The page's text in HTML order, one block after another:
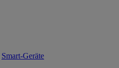
Smart-Geräte